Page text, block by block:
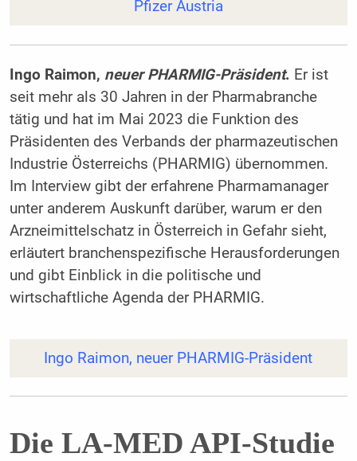
Pfizer Austria
Ingo Raimon, neuer PHARMIG-Präsident. Er ist
seit mehr als 30 Jahren in der Pharmabranche
tätig und hat im Mai 2023 die Funktion des
Präsidenten des Verbands der pharmazeutischen
Industrie Österreichs (PHARMIG) übernommen.
Im Interview gibt der erfahrene Pharmamanager
unter anderem Auskunft darüber, warum er den
Arzneimittelschatz in Österreich in Gefahr sieht,
erläutert branchenspezifische Herausforderungen
und gibt Einblick in die politische und
wirtschaftliche Agenda der PHARMIG.
Ingo Raimon, neuer PHARMIG-Präsident
Die LA-MED API-Studie